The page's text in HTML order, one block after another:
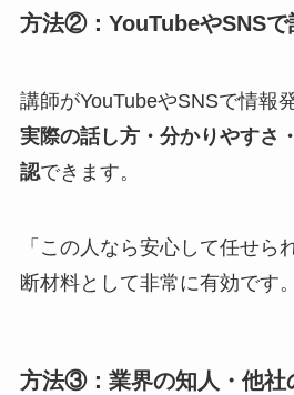
方法②：YouTubeやSNSで
講師がYouTubeやSNSで情報
実際の話し方・分かりやすさ
認できます。
「この人なら安心して任せら
断材料として非常に有効です。
方法③：業界の知人・他社